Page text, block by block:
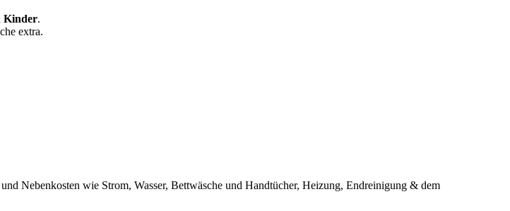
Kinder.
extra.
Nebenkosten wie Strom, Wasser, Bettwäsche und Handtücher, Heizung, Endreinigung & dem